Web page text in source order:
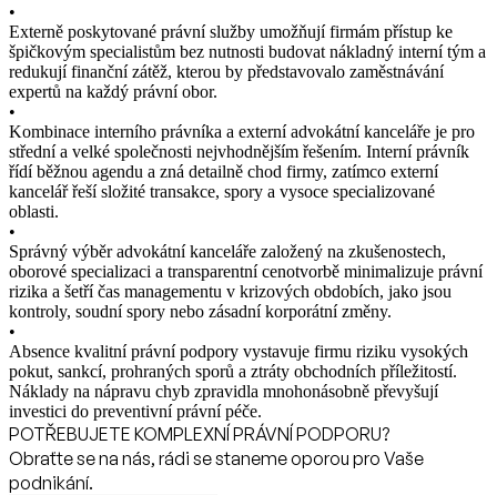
•
Externě poskytované právní služby umožňují firmám přístup ke
špičkovým specialistům bez nutnosti budovat nákladný interní tým a
redukují finanční zátěž, kterou by představovalo zaměstnávání
expertů na každý právní obor.
•
Kombinace interního právníka a externí advokátní kanceláře je pro
střední a velké společnosti nejvhodnějším řešením. Interní právník
řídí běžnou agendu a zná detailně chod firmy, zatímco externí
kancelář řeší složité transakce, spory a vysoce specializované
oblasti.
•
Správný výběr advokátní kanceláře založený na zkušenostech,
oborové specializaci a transparentní cenotvorbě minimalizuje právní
rizika a šetří čas managementu v krizových obdobích, jako jsou
kontroly, soudní spory nebo zásadní korporátní změny.
•
Absence kvalitní právní podpory vystavuje firmu riziku vysokých
pokut, sankcí, prohraných sporů a ztráty obchodních příležitostí.
Náklady na nápravu chyb zpravidla mnohonásobně převyšují
investici do preventivní právní péče.
POTŘEBUJETE KOMPLEXNÍ PRÁVNÍ PODPORU?
Obraťte se na nás, rádi se staneme oporou pro Vaše
podnikání.